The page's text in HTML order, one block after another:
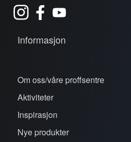
Informasjon
Om oss/våre proffsentre
Aktiviteter
Inspirasjon
Nye produkter